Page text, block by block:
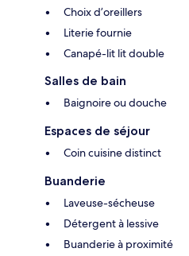
Choix d’oreillers
Literie fournie
Canapé-lit lit double
Salles de bain
Baignoire ou douche
Espaces de séjour
Coin cuisine distinct
Buanderie
Laveuse-sécheuse
Détergent à lessive
Buanderie à proximité